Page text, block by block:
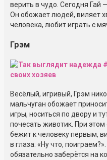
верить в чудо. Сегодня
Он обожает людей, виляет
человека, любит играть с
Грэм
Весёлый, игривый, Грэм
мальчуган обожает
игры, носиться по двору и
почесать животик. При
бежит к человеку первым,
в глаза: «Ну что,
обязательно заберётся на